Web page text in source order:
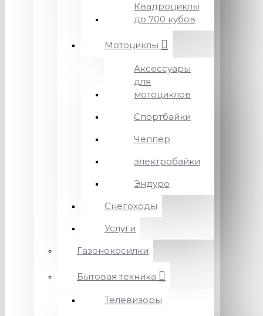
Квадроциклы
до 700 кубов
Мотоциклы
Аксессуары
для
мотоциклов
Спортбайки
Чеппер
электробайки
Эндуро
Снегоходы
Услуги
Газонокосилки
Бытовая техника
Телевизоры